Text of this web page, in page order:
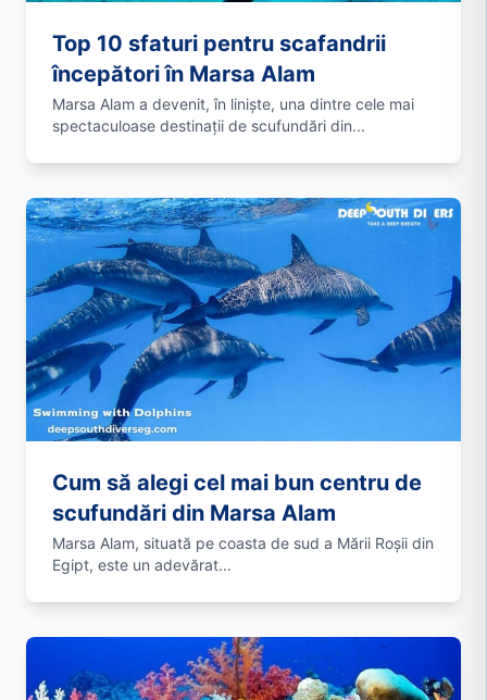
Top 10 sfaturi pentru scafandrii
începători în Marsa Alam
Marsa Alam a devenit, în liniște, una dintre cele mai
spectaculoase destinații de scufundări din...
Cum să alegi cel mai bun centru de
scufundări din Marsa Alam
Marsa Alam, situată pe coasta de sud a Mării Roșii din
Egipt, este un adevărat...